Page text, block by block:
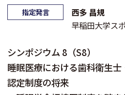
指定発言
西多 昌規
早稲田大学ス
シンポジウム 8（S8）
睡眠医療における歯科衛生
認定制度の将来